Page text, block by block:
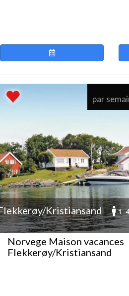
par
Kristiansand 1 -
Norvege Maison vacances
Flekkerøy/Kristiansand